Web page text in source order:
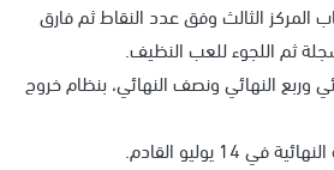
المركز الثالث وفق عدد النقاط ثم فارق
ثم اللجوء للعب النظيف.
وربع النهائي ونصف النهائي، بنظام خروج
14 يوليو القادم.